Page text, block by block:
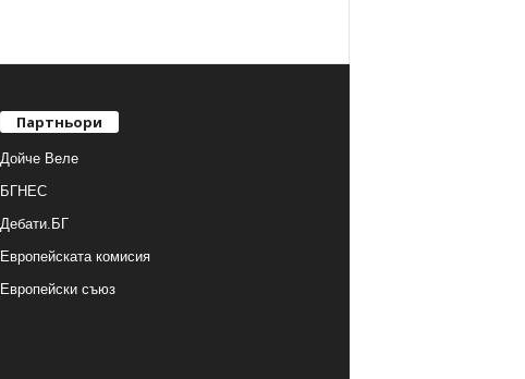
Партньори
Дойче Веле
БГНЕС
Дебати.БГ
Европейската комисия
Европейски съюз